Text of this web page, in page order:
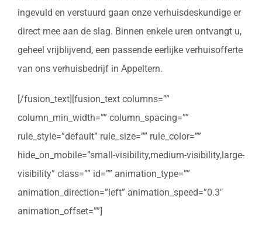
ingevuld en verstuurd gaan onze verhuisdeskundige er
direct mee aan de slag. Binnen enkele uren ontvangt u,
geheel vrijblijvend, een passende eerlijke verhuisofferte
van ons verhuisbedrijf in Appeltern.
[/fusion_text][fusion_text columns=””
column_min_width=”” column_spacing=””
rule_style=”default” rule_size=”” rule_color=””
hide_on_mobile=”small-visibility,medium-visibility,large-
visibility” class=”” id=”” animation_type=””
animation_direction=”left” animation_speed=”0.3″
animation_offset=””]